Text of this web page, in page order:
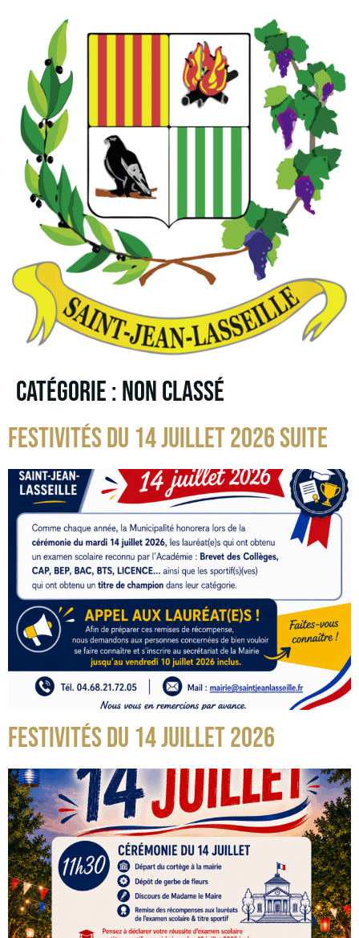
CATÉGORIE :NON CLASSÉ
FESTIVITÉS DU 14 JUILLET 2026 SUITE
FESTIVITÉS DU 14 JUILLET 2026